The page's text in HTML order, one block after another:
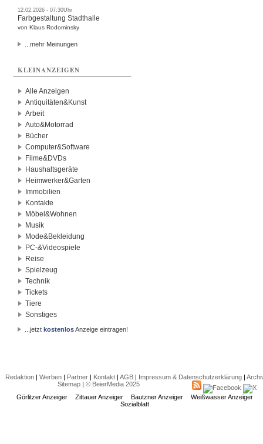
12.02.2026 - 07:30Uhr
Farbgestaltung Stadthalle
von Klaus Rodominsky
...mehr Meinungen
KLEINANZEIGEN
Alle Anzeigen
Antiquitäten&Kunst
Arbeit
Auto&Motorrad
Bücher
Computer&Software
Filme&DVDs
Haushaltsgeräte
Heimwerker&Garten
Immobilien
Kontakte
Möbel&Wohnen
Musik
Mode&Bekleidung
PC-&Videospiele
Reise
Spielzeug
Technik
Tickets
Tiere
Sonstiges
...jetztkostenlosAnzeige eintragen!
Redaktion| Werben| Partner| Kontakt| AGB| Impressum & Datenschutzerklärung|
Sitemap| © BeierMedia 2025
Görlitzer Anzeiger
Zittauer Anzeiger Bautzner Anzeiger
Weißwasser Anzeiger
Sozialblatt